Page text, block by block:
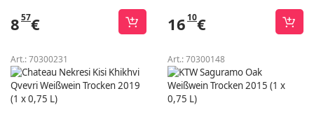
857€ 16 10€
Art.:70300231 Art.:70300148